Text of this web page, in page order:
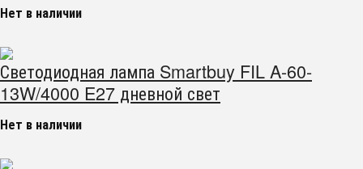
Нет в наличии
Светодиодная лампа Smartbuy FIL A-60-
13W/4000 E27 дневной свет
Нет в наличии